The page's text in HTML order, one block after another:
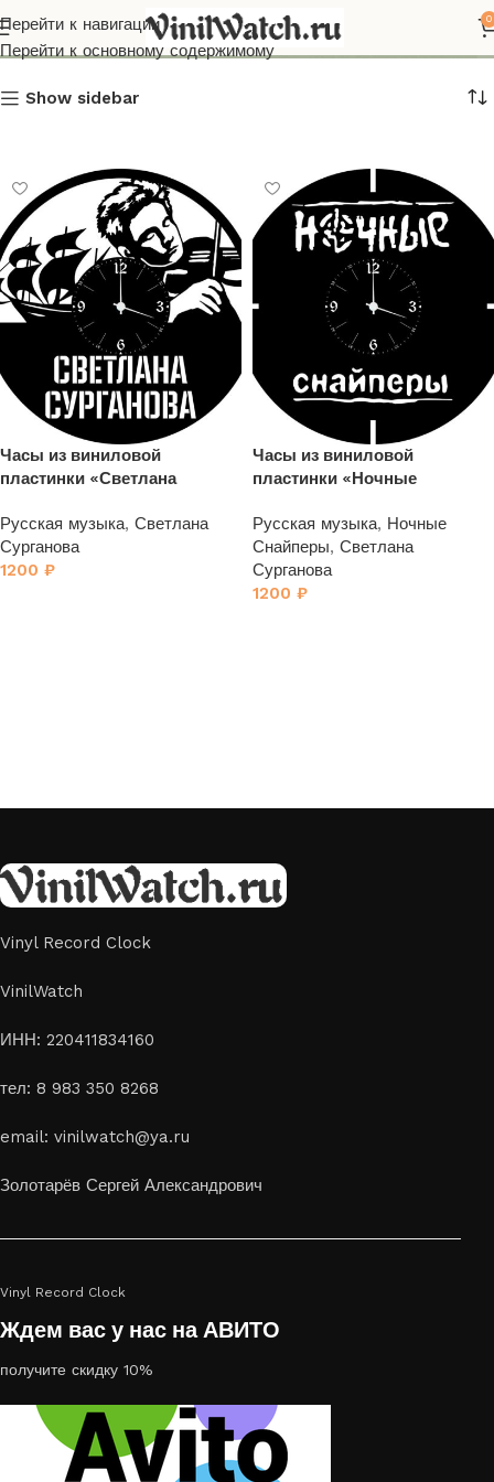
Перейти к навигации
Перейти к основному содержимому
0
Сурганова
Show sidebar
Часы из виниловой
пластинки «Светлана
Русская музыка, Светлана
Сурганова
1200 ₽
Часы из виниловой
пластинки «Ночные
Русская музыка, Ночные
Снайперы, Светлана
Сурганова
1200 ₽
Vinyl Record Clock
VinilWatch
ИНН: 220411834160
тел: 8 983 350 8268
email: vinilwatch@ya.ru
Золотарёв Сергей Александрович
Vinyl Record Clock
Ждем вас у нас на АВИТО
получите скидку 10%